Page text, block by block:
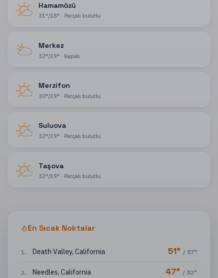
Hamamözü
31°/18° · Parçalı bulutlu
Merkez
32°/19° · Kapalı
Merzifon
30°/19° · Parçalı bulutlu
Suluova
32°/19° · Parçalı bulutlu
Taşova
32°/19° · Parçalı bulutlu
En Sıcak Noktalar
1 . Death Valley, California 51° / 37°
2. Needles, California 47° / 32°